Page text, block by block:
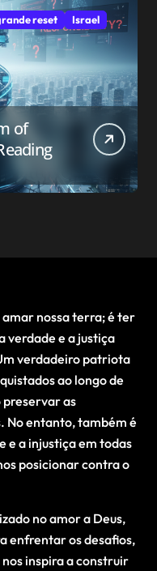
reset
Israel
of
nossa terra; é ter
verdade e a justiça
verdadeiro patriota
ao longo de
preservar as
No entanto, também é
e a injustiça em todas
posicionar contra o
no amor a Deus,
enfrentar os desafios,
inspira a construir